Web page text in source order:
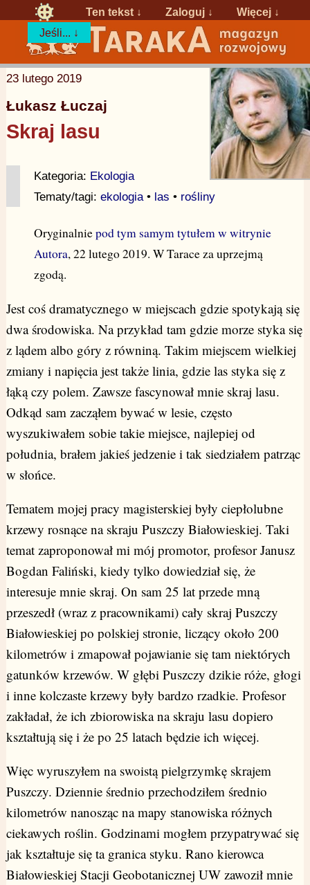
Ten tekst ↓ Zaloguj ↓
Więcej ↓
Jeśli... ↓
23 lutego 2019
Łukasz Łuczaj
Skraj lasu
Kategoria: Ekologia
Tematy/tagi: ekologia• las • rośliny
Oryginalniepod tym samym tytułem w witrynie
Autora, 22 lutego 2019. W Tarace za uprzejmą
zgodą.
Jest coś dramatycznego w miejscach gdzie spotykają się
dwa środowiska. Na przykład tam gdzie morze styka się
z lądem albo góry z równiną. Takim miejscem wielkiej
zmiany i napięcia jest także linia, gdzie las styka się z
łąką czy polem. Zawsze fascynował mnie skraj lasu.
Odkąd sam zacząłem bywać w lesie, często
wyszukiwałem sobie takie miejsce, najlepiej od
południa, brałem jakieś jedzenie i tak siedziałem patrząc
w słońce.
Tematem mojej pracy magisterskiej były ciepłolubne
krzewy rosnące na skraju Puszczy Białowieskiej. Taki
temat zaproponował mi mój promotor, profesor Janusz
Bogdan Faliński, kiedy tylko dowiedział się, że
interesuje mnie skraj. On sam 25 lat przede mną
przeszedł (wraz z pracownikami) cały skraj Puszczy
Białowieskiej po polskiej stronie, liczący około 200
kilometrów i zmapował pojawianie się tam niektórych
gatunków krzewów. W głębi Puszczy dzikie róże, głogi
i inne kolczaste krzewy były bardzo rzadkie. Profesor
zakładał, że ich zbiorowiska na skraju lasu dopiero
kształtują się i że po 25 latach będzie ich więcej.
Więc wyruszyłem na swoistą pielgrzymkę skrajem
Puszczy. Dziennie średnio przechodziłem średnio
kilometrów nanosząc na mapy stanowiska różnych
ciekawych roślin. Godzinami mogłem przypatrywać się
jak kształtuje się ta granica styku. Rano kierowca
Białowieskiej Stacji Geobotanicznej UW zawoził mnie